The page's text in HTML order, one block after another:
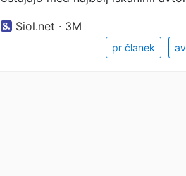
Siol.net · 3M
pr članek